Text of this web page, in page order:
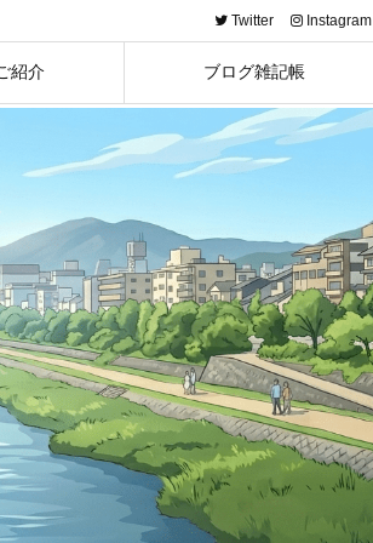
紹介 ブログ雑記帳
Twitter Instagram